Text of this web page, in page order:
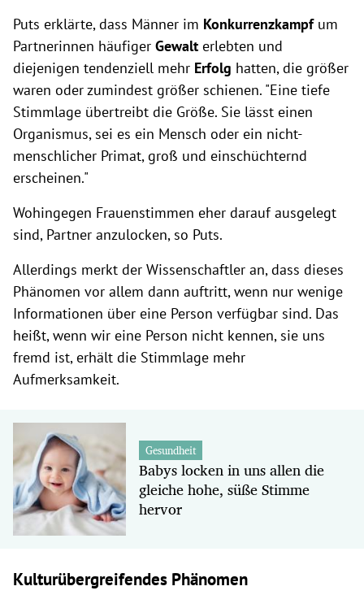
Puts erklärte, dass Männer im Konkurrenzkampf um
Partnerinnen häufiger Gewalt erlebten und
diejenigen tendenziell mehr Erfolg hatten, die größer
waren oder zumindest größer schienen. "Eine tiefe
Stimmlage übertreibt die Größe. Sie lässt einen
Organismus, sei es ein Mensch oder ein nicht-
menschlicher Primat, groß und einschüchternd
erscheinen."
Wohingegen Frauenstimmen eher darauf ausgelegt
sind, Partner anzulocken, so Puts.
Allerdings merkt der Wissenschaftler an, dass dieses
Phänomen vor allem dann auftritt, wenn nur wenige
Informationen über eine Person verfügbar sind. Das
heißt, wenn wir eine Person nicht kennen, sie uns
fremd ist, erhält die Stimmlage mehr
Aufmerksamkeit.
Gesundheit
Babys locken in uns allen die
gleiche hohe, süße Stimme
hervor
Kulturübergreifendes Phänomen